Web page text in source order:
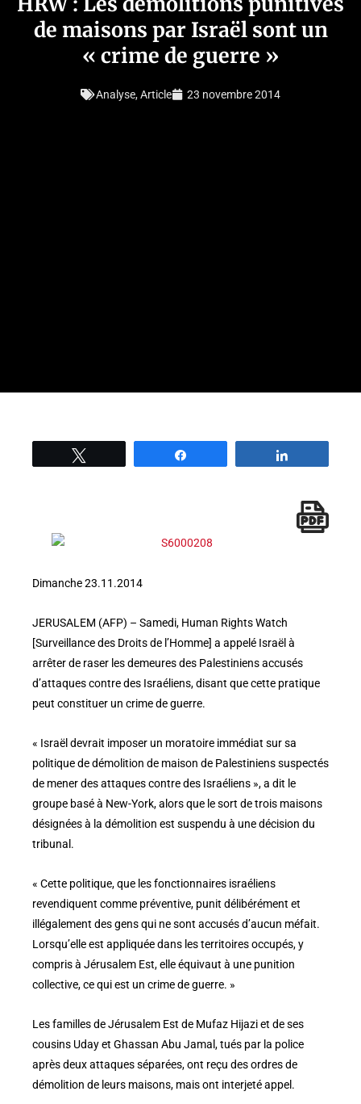
de maisons par Israël sont un
« crime de guerre »
Analyse,Article 23 novembre 2014
Dimanche 23.11.2014
JERUSALEM (AFP) – Samedi, Human Rights Watch
[Surveillance des Droits de l’Homme] a appelé Israël à
arrêter de raser les demeures des Palestiniens accusés
d’attaques contre des Israéliens, disant que cette pratique
peut constituer un crime de guerre.
« Israël devrait imposer un moratoire immédiat sur sa
politique de démolition de maison de Palestiniens suspectés
de mener des attaques contre des Israéliens », a dit le
groupe basé à New-York, alors que le sort de trois maisons
désignées à la démolition est suspendu à une décision du
tribunal.
« Cette politique, que les fonctionnaires israéliens
revendiquent comme préventive, punit délibérément et
illégalement des gens qui ne sont accusés d’aucun méfait.
Lorsqu’elle est appliquée dans les territoires occupés, y
compris à Jérusalem Est, elle équivaut à une punition
collective, ce qui est un crime de guerre. »
Les familles de Jérusalem Est de Mufaz Hijazi et de ses
cousins Uday et Ghassan Abu Jamal, tués par la police
après deux attaques séparées, ont reçu des ordres de
démolition de leurs maisons, mais ont interjeté appel.